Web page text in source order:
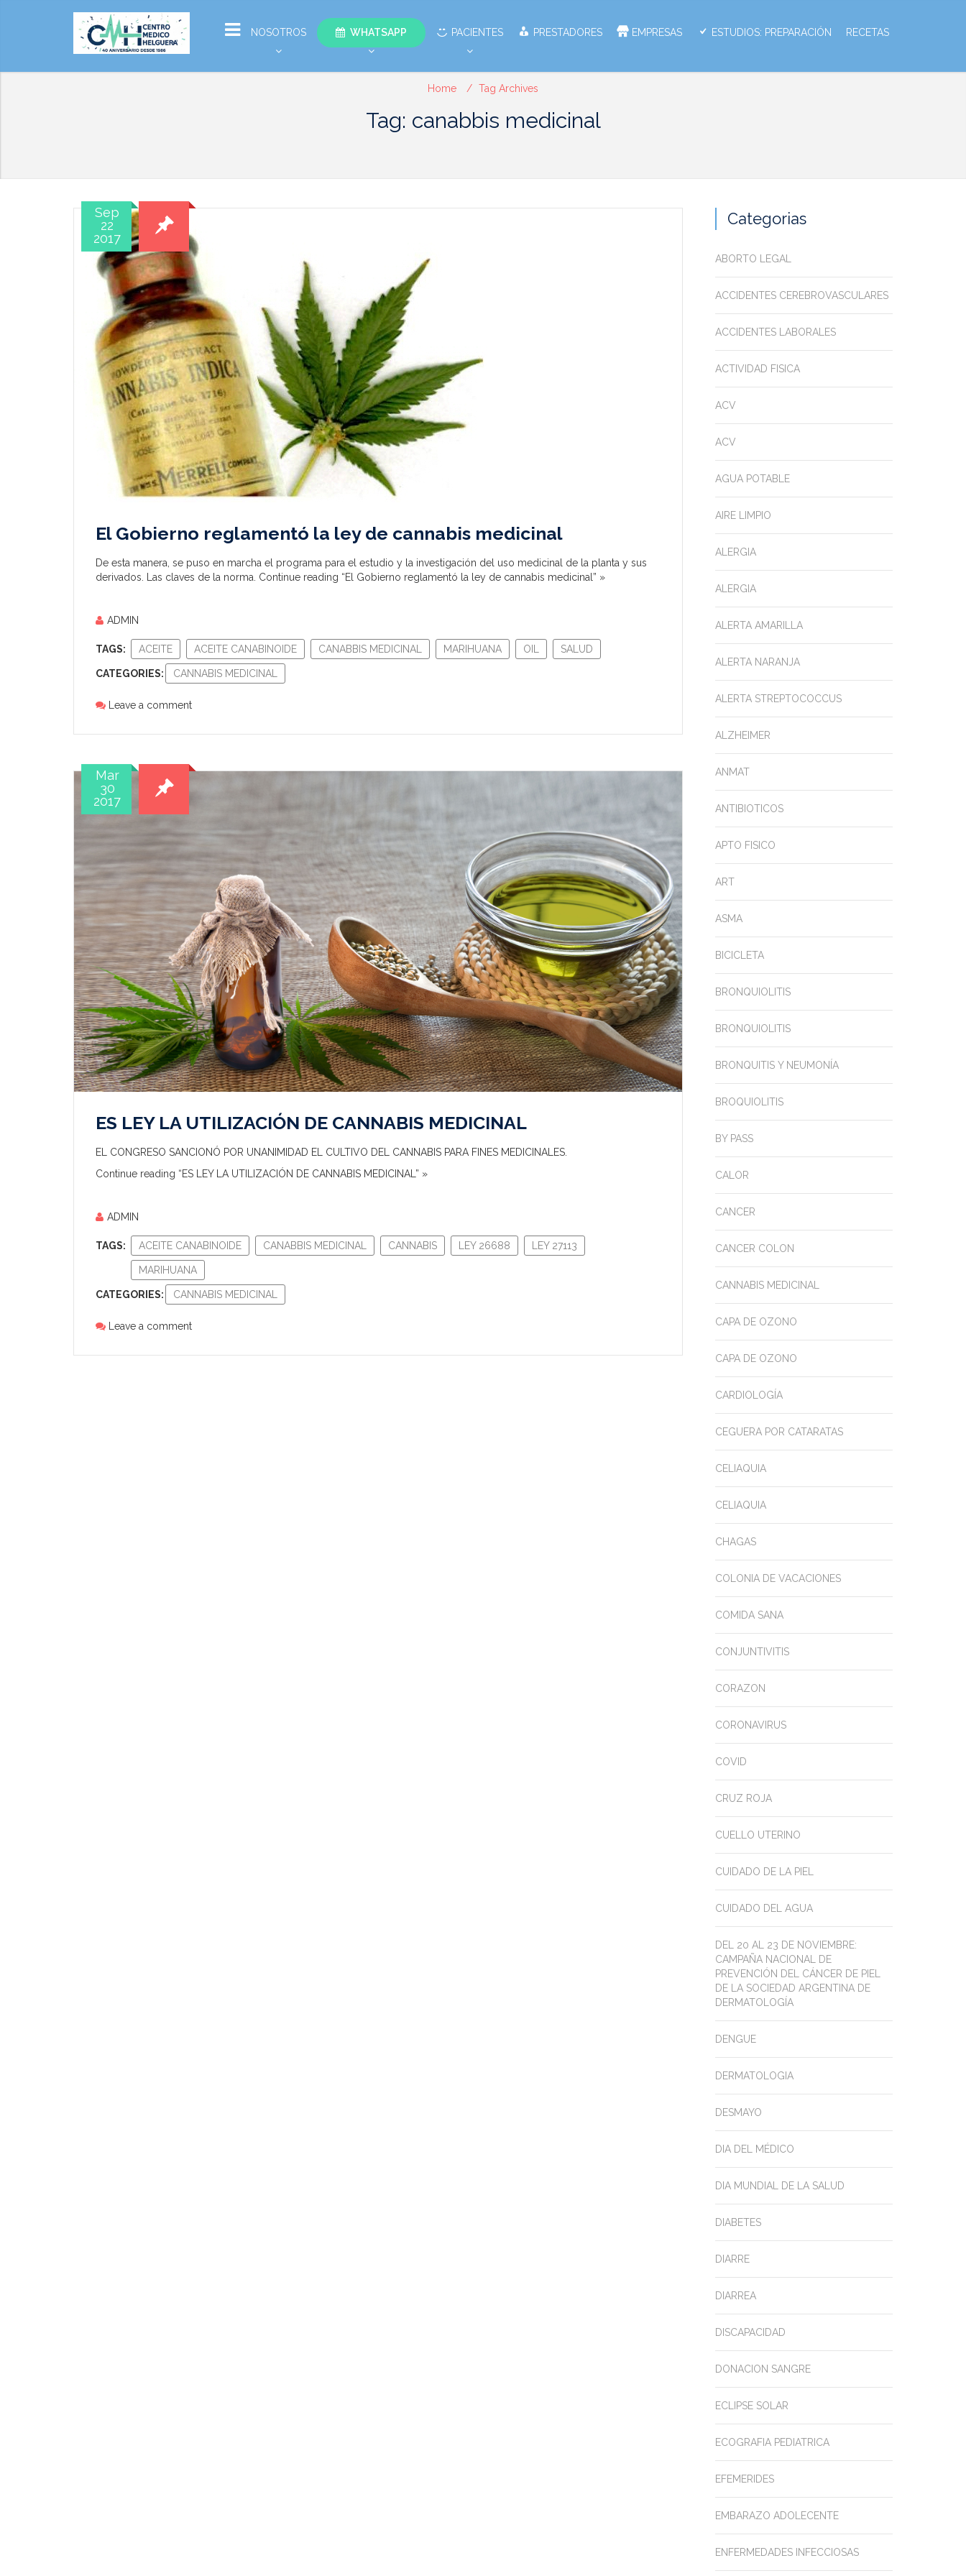
NOSOTROS WHATSAPP PACIENTES PRESTADORES EMPRESAS ESTUDIOS: PREPARACIÓN RECETAS
Home Tag Archives
Tag: canabbis medicinal
Sep
22
2017
El Gobierno reglamentó la ley de cannabis medicinal
De esta manera, se puso en marcha el programa para el estudio y la investigación del uso medicinal de la planta y sus
derivados. Las claves de la norma. Continue reading “El Gobierno reglamentó la ley de cannabis medicinal” »
ADMIN
TAGS: ACEITE ACEITE CANABINOIDE CANABBIS MEDICINAL MARIHUANA OIL SALUD
CATEGORIES: CANNABIS MEDICINAL
Leave a comment
Mar
30
2017
ES LEY LA UTILIZACIÓN DE CANNABIS MEDICINAL
EL CONGRESO SANCIONÓ POR UNANIMIDAD EL CULTIVO DEL CANNABIS PARA FINES MEDICINALES.
Continue reading “ES LEY LA UTILIZACIÓN DE CANNABIS MEDICINAL” »
ADMIN
TAGS: ACEITE CANABINOIDE CANABBIS MEDICINAL CANNABIS LEY 26688 LEY 27113
MARIHUANA
CATEGORIES: CANNABIS MEDICINAL
Leave a comment
Categorias
ABORTO LEGAL
ACCIDENTES CEREBROVASCULARES
ACCIDENTES LABORALES
ACTIVIDAD FISICA
ACV
ACV
AGUA POTABLE
AIRE LIMPIO
ALERGIA
ALERGIA
ALERTA AMARILLA
ALERTA NARANJA
ALERTA STREPTOCOCCUS
ALZHEIMER
ANMAT
ANTIBIOTICOS
APTO FISICO
ART
ASMA
BICICLETA
BRONQUIOLITIS
BRONQUIOLITIS
BRONQUITIS Y NEUMONÍA
BROQUIOLITIS
BY PASS
CALOR
CANCER
CANCER COLON
CANNABIS MEDICINAL
CAPA DE OZONO
CAPA DE OZONO
CARDIOLOGÍA
CEGUERA POR CATARATAS
CELIAQUIA
CELIAQUIA
CHAGAS
COLONIA DE VACACIONES
COMIDA SANA
CONJUNTIVITIS
CORAZON
CORONAVIRUS
COVID
CRUZ ROJA
CUELLO UTERINO
CUIDADO DE LA PIEL
CUIDADO DEL AGUA
DEL 20 AL 23 DE NOVIEMBRE:
CAMPAÑA NACIONAL DE
PREVENCIÓN DEL CÁNCER DE PIEL
DE LA SOCIEDAD ARGENTINA DE
DERMATOLOGÍA
DENGUE
DERMATOLOGIA
DESMAYO
DIA DEL MÉDICO
DIA MUNDIAL DE LA SALUD
DIABETES
DIARRE
DIARREA
DISCAPACIDAD
DONACION SANGRE
ECLIPSE SOLAR
ECOGRAFIA PEDIATRICA
EFEMERIDES
EMBARAZO ADOLECENTE
ENFERMEDADES INFECCIOSAS